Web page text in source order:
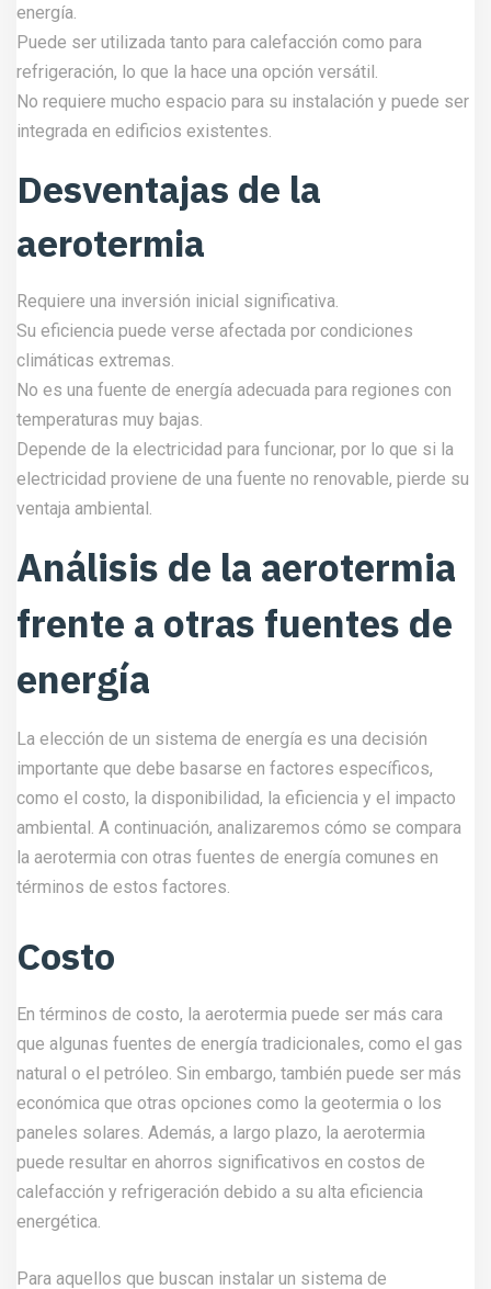
energía.
Puede ser utilizada tanto para calefacción como para
refrigeración, lo que la hace una opción versátil.
No requiere mucho espacio para su instalación y puede ser
integrada en edificios existentes.
Desventajas de la
aerotermia
Requiere una inversión inicial significativa.
Su eficiencia puede verse afectada por condiciones
climáticas extremas.
No es una fuente de energía adecuada para regiones con
temperaturas muy bajas.
Depende de la electricidad para funcionar, por lo que si la
electricidad proviene de una fuente no renovable, pierde su
ventaja ambiental.
Análisis de la aerotermia
frente a otras fuentes de
energía
La elección de un sistema de energía es una decisión
importante que debe basarse en factores específicos,
como el costo, la disponibilidad, la eficiencia y el impacto
ambiental. A continuación, analizaremos cómo se compara
la aerotermia con otras fuentes de energía comunes en
términos de estos factores.
Costo
En términos de costo, la aerotermia puede ser más cara
que algunas fuentes de energía tradicionales, como el gas
natural o el petróleo. Sin embargo, también puede ser más
económica que otras opciones como la geotermia o los
paneles solares. Además, a largo plazo, la aerotermia
puede resultar en ahorros significativos en costos de
calefacción y refrigeración debido a su alta eficiencia
energética.
Para aquellos que buscan instalar un sistema de